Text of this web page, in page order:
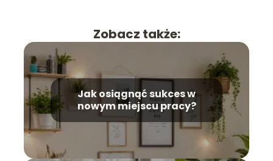
Zobacz także:
Jak osiągnąć sukces w
nowym miejscu pracy?